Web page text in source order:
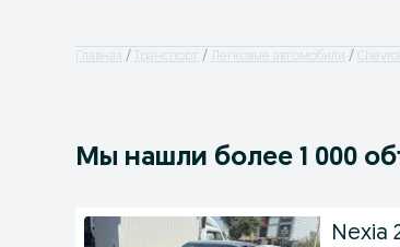
Главная Транспорт Легковые автомобили
Мы нашли более 1 000
Nexia